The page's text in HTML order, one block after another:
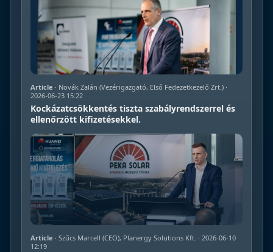
Article · Novák Zalán (Vezérigazgató, Első Fedezetkezelő Zrt.) ·
2026-06-23 15:22
Kockázatcsökkentés tiszta szabályrendszerrel és
ellenőrzött kifizetésekkel.
Article · Szűcs Marcell (CEO), Planergy Solutions Kft. · 2026-06-10
12:19